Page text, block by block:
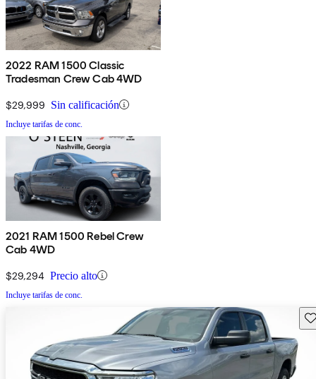
2022 RAM 1500 Classic
Tradesman Crew Cab 4WD
$29,999 Sin calificación
Incluye tarifas de conc.
2021 RAM 1500 Rebel Crew
Cab 4WD
$29,294 Precio alto
Incluye tarifas de conc.